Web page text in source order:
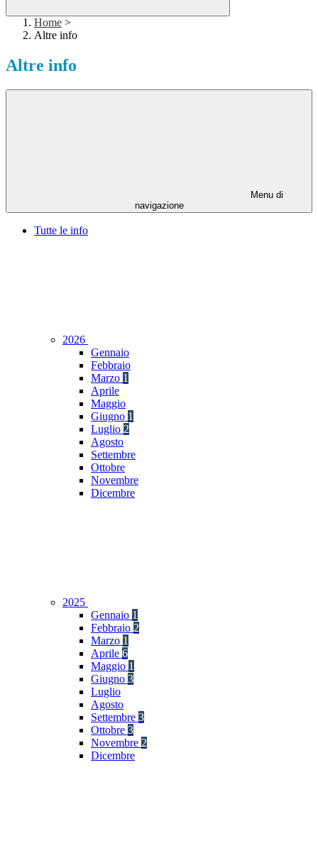
Home >
Altre info
Altre info
Menu di
navigazione
Tutte le info
2026
Gennaio
Febbraio
Marzo 1
Aprile
Maggio
Giugno 1
Luglio 2
Agosto
Settembre
Ottobre
Novembre
Dicembre
2025
Gennaio 1
Febbraio 2
Marzo 1
Aprile 6
Maggio 1
Giugno 3
Luglio
Agosto
Settembre 3
Ottobre 3
Novembre 2
Dicembre